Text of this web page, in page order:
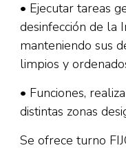
• Ejecutar tareas
desinfección de la
manteniendo sus
limpios y
• Funciones,
distintas zonas
Se ofrece turno